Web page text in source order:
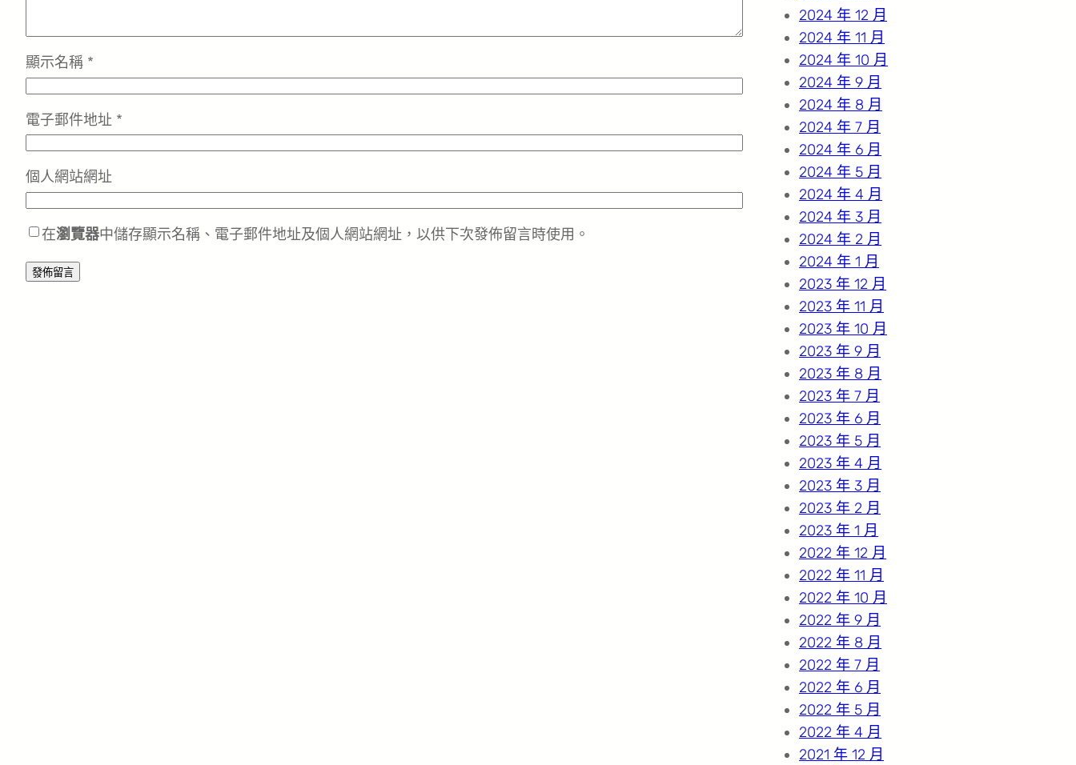
顯示名稱 *
電子郵件地址 *
個人網站網址
在瀏覽器中儲存顯示名稱、電子郵件地址及個人網站網址，以供下次發佈留言時使用。
2024 年 12 月
2024 年 11 月
2024 年 10 月
2024 年 9 月
2024 年 8 月
2024 年 7 月
2024 年 6 月
2024 年 5 月
2024 年 4 月
2024 年 3 月
2024 年 2 月
2024 年 1 月
2023 年 12 月
2023 年 11 月
2023 年 10 月
2023 年 9 月
2023 年 8 月
2023 年 7 月
2023 年 6 月
2023 年 5 月
2023 年 4 月
2023 年 3 月
2023 年 2 月
2023 年 1 月
2022 年 12 月
2022 年 11 月
2022 年 10 月
2022 年 9 月
2022 年 8 月
2022 年 7 月
2022 年 6 月
2022 年 5 月
2022 年 4 月
2021 年 12 月